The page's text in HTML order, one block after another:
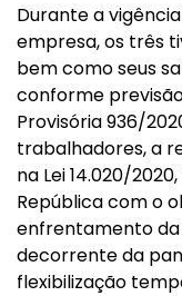
Durante a
empresa, os três
bem como seus
conforme
Provisória 936/
trabalhadores, a
na Lei 14.020/
República com o
enfrentamento
decorrente da
flexibilização